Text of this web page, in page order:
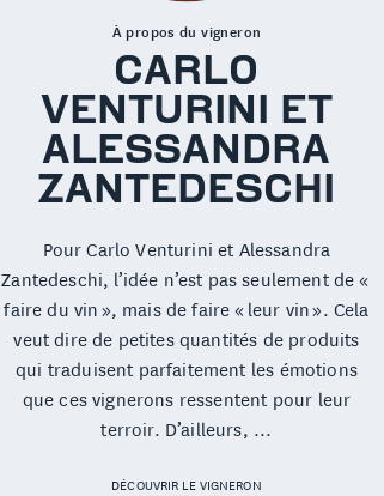
À propos du vigneron
CARLO
VENTURINI ET
ALESSANDRA
ZANTEDESCHI
Pour Carlo Venturini et Alessandra
Zantedeschi, l’idée n’est pas seulement de «
faire du vin », mais de faire « leur vin ». Cela
veut dire de petites quantités de produits
qui traduisent parfaitement les émotions
que ces vignerons ressentent pour leur
terroir. D’ailleurs, ...
DÉCOUVRIR LE VIGNERON